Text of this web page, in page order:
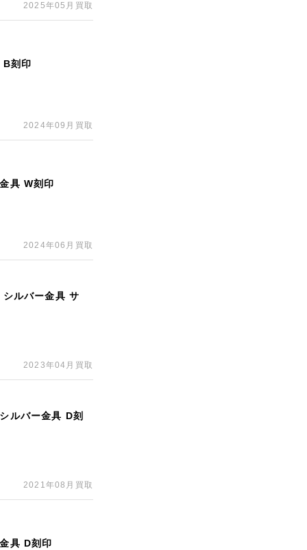
2025年05月買取
B刻印
2024年09月買取
具 W刻印
2024年06月買取
ルバー金具 サ
2023年04月買取
ルバー金具 D刻
2021年08月買取
具 D刻印